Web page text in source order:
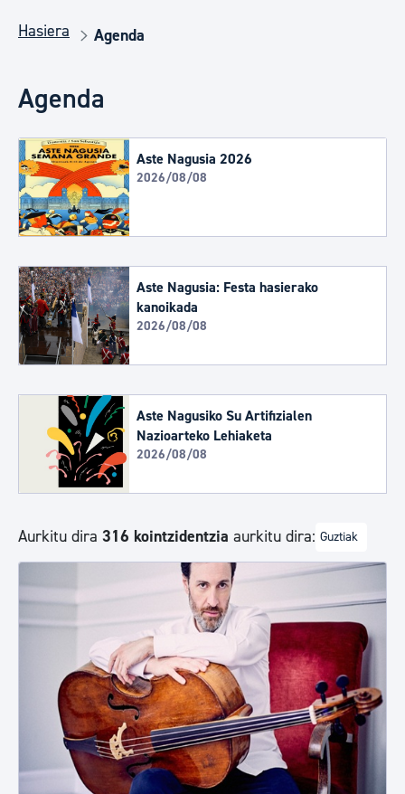
Hasiera Agenda
Agenda
Aste Nagusia 2026
2026/08/08
Aste Nagusia: Festa hasierako
kanoikada
2026/08/08
Aste Nagusiko Su Artifizialen
Nazioarteko Lehiaketa
2026/08/08
Aurkitu dira 316 kointzidentzia aurkitu dira: Guztiak